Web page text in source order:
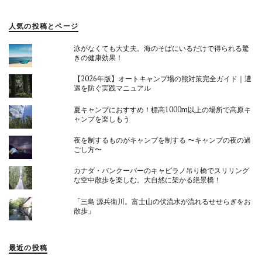
人気の投稿とページ
泳がなくても大丈夫。海のそばにいるだけで得られる驚
きの健康効果！
【2026年版】オートキャンプ場の熊対策完全ガイド｜遭
遇を防ぐ実践マニュアル
夏キャンプにおすすめ！標高1000m以上の場所で高原キ
ャンプを楽しもう
夜を制するものがキャンプを制する 〜キャンプの夜の過
ごし方〜
カナダ・バンクーバーのキャピラノ吊り橋でスリリング
な空中散歩を楽しむ。大自然に架かる絶景橋！
「三島 源兵衛川。富士山の伏流水が流れるせせらぎをお
散歩」
最近の投稿